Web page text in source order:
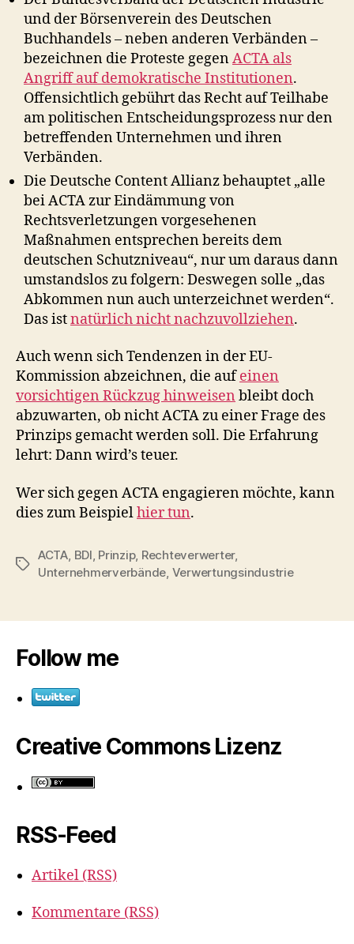
und der Börsenverein des Deutschen
Buchhandels – neben anderen Verbänden –
bezeichnen die Proteste gegenACTA als
Angriff auf demokratische Institutionen.
Offensichtlich gebührt das Recht auf Teilhabe
am politischen Entscheidungsprozess nur den
betreffenden Unternehmen und ihren
Verbänden.
Die Deutsche Content Allianz behauptet „alle
bei ACTA zur Eindämmung von
Rechtsverletzungen vorgesehenen
Maßnahmen entsprechen bereits dem
deutschen Schutzniveau“, nur um daraus dann
umstandslos zu folgern: Deswegen solle „das
Abkommen nun auch unterzeichnet werden“.
Das istnatürlich nicht nachzuvollziehen.
Auch wenn sich Tendenzen in der EU-
Kommission abzeichnen, die aufeinen
vorsichtigen Rückzug hinweisen bleibt doch
abzuwarten, ob nicht ACTA zu einer Frage des
Prinzips gemacht werden soll. Die Erfahrung
lehrt: Dann wird’s teuer.
Wer sich gegen ACTA engagieren möchte, kann
dies zum Beispielhier tun.
Schlagwörter
ACTA BDI Prinzip, Rechteverwerter,
Unternehmerverbände Verwertungsindustrie
Follow me
Creative Commons Lizenz
RSS-Feed
Artikel (RSS)
Kommentare (RSS)